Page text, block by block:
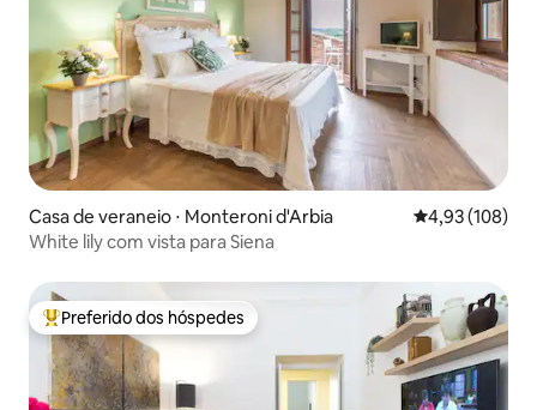
Casa de veraneio ⋅ Monteroni d'Arbia 4,93 de uma
4,93 (108)
White lily com vista para Siena
Entre os melhores preferidos dos hóspedes
Preferido dos hóspedes